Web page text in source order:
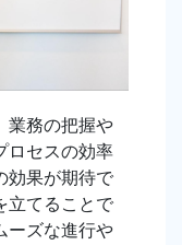
業務の把握や
ロセスの効率
効果が期待で
立てることで
ーズな進行や